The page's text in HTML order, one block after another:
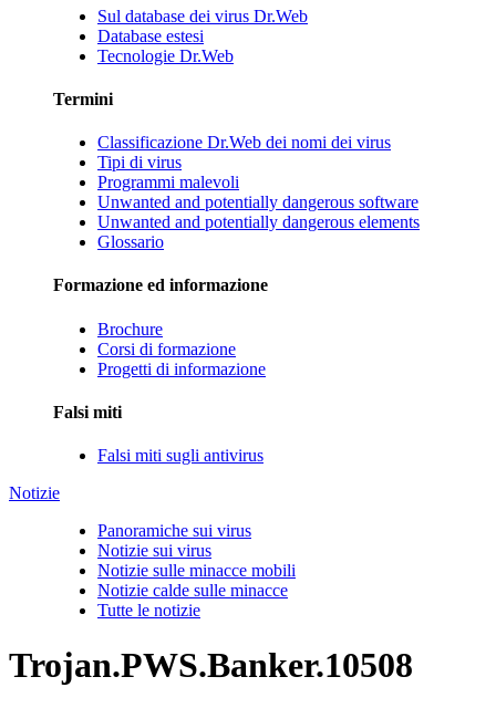
Sul database dei virus Dr.Web
Database estesi
Tecnologie Dr.Web
Termini
Classificazione Dr.Web dei nomi dei virus
Tipi di virus
Programmi malevoli
Unwanted and potentially dangerous software
Unwanted and potentially dangerous elements
Glossario
Formazione ed informazione
Brochure
Corsi di formazione
Progetti di informazione
Falsi miti
Falsi miti sugli antivirus
Notizie
Panoramiche sui virus
Notizie sui virus
Notizie sulle minacce mobili
Notizie calde sulle minacce
Tutte le notizie
Trojan.PWS.Banker.10508